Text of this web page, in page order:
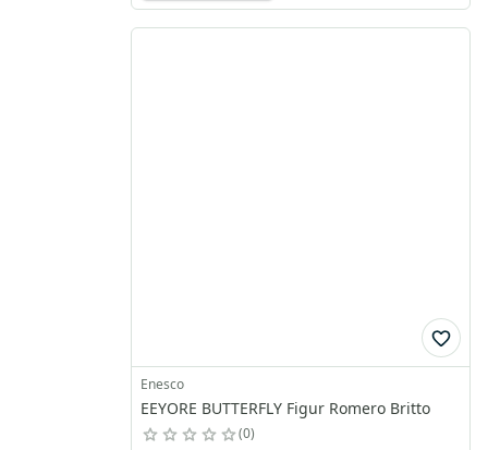
Enesco
EEYORE BUTTERFLY Figur Romero Britto
0